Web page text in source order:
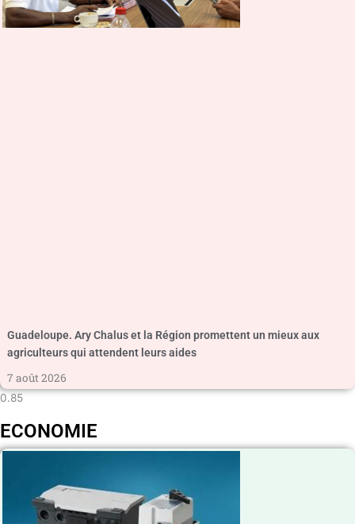
Guadeloupe. Ary Chalus et la Région promettent un mieux aux
agriculteurs qui attendent leurs aides
7 août 2026
ECONOMIE